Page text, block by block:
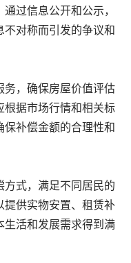
过信息公开和公示，
对称而引发的争议和
务，确保房屋价值评估
根据市场行情和相关标
补偿金额的合理性和
式，满足不同居民的
提供实物安置、租赁补
生活和发展需求得到满